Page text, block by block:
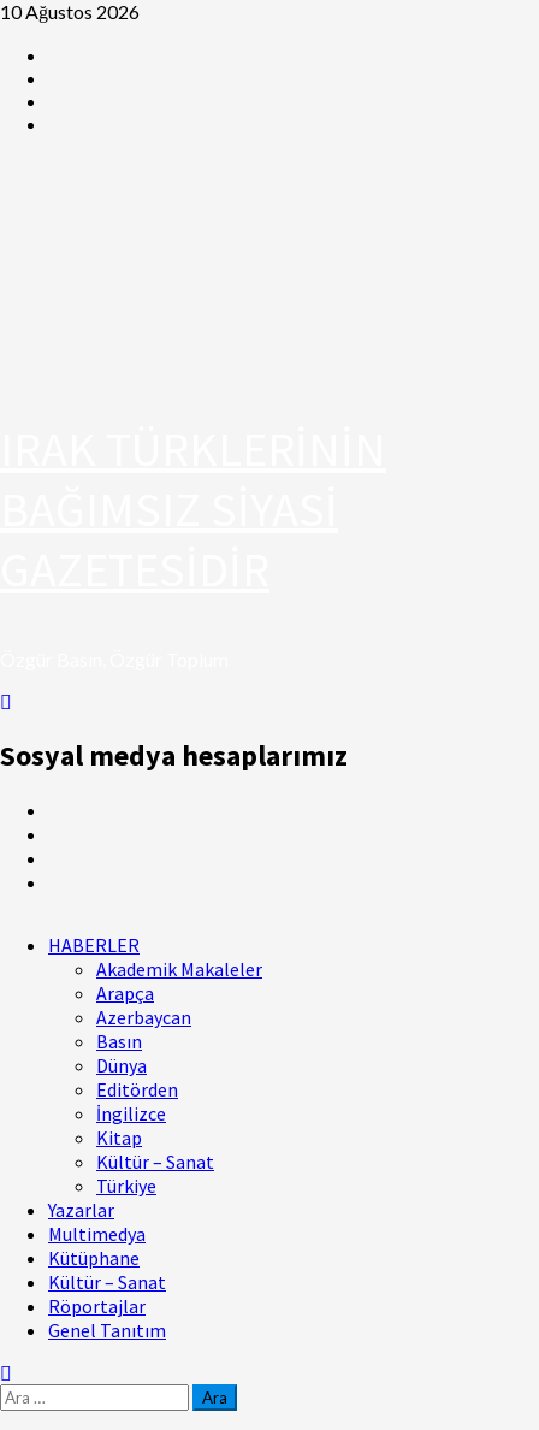
10 Ağustos 2026
Sosyal medya hesaplarımız
HABERLER
Akademik Makaleler
Arapça
Azerbaycan
Basın
Dünya
Editörden
İngilizce
Kitap
Kültür – Sanat
Türkiye
Yazarlar
Multimedya
Kütüphane
Kültür – Sanat
Röportajlar
Genel Tanıtım